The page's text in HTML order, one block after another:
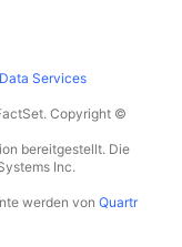
Services
Copyright ©
bereitgestellt. Die
Inc.
werden von Quartr